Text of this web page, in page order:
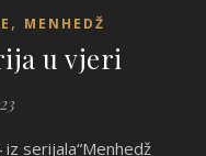
, MENHEDŽ
u vjeri